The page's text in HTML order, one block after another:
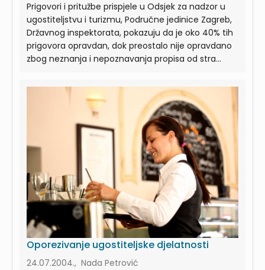
Prigovori i pritužbe prispjele u Odsjek za nadzor u
ugostiteljstvu i turizmu, Područne jedinice Zagreb,
Državnog inspektorata, pokazuju da je oko 40% tih
prigovora opravdan, dok preostalo nije opravdano
zbog neznanja i nepoznavanja propisa od stra...
Oporezivanje ugostiteljske djelatnosti
24.07.2004., Nada Petrović